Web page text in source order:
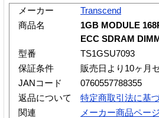
メーカー
Transcend
商品名
1GB MODULE
ECC SDRAM
型番
TS1GSU7093
保証条件
販売日より10ヶ月
JANコード
0760557788355
返品について
特定商取引法に基
関連
メーカー商品ペー